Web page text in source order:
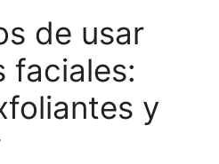
de usar
faciales:
y